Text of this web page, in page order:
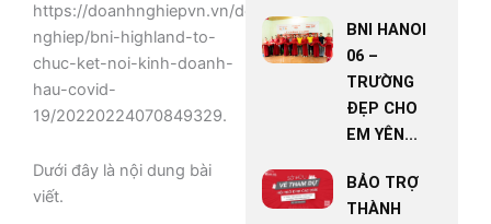
https://doanhnghiepvn.vn/doanh-
nghiep/bni-highland-to-
chuc-ket-noi-kinh-doanh-
hau-covid-
19/20220224070849329.
Dưới đây là nội dung bài
viết.
BNI HANOI
06 –
TRƯỜNG
ĐẸP CHO
EM YÊN...
BẢO TRỢ
THÀNH